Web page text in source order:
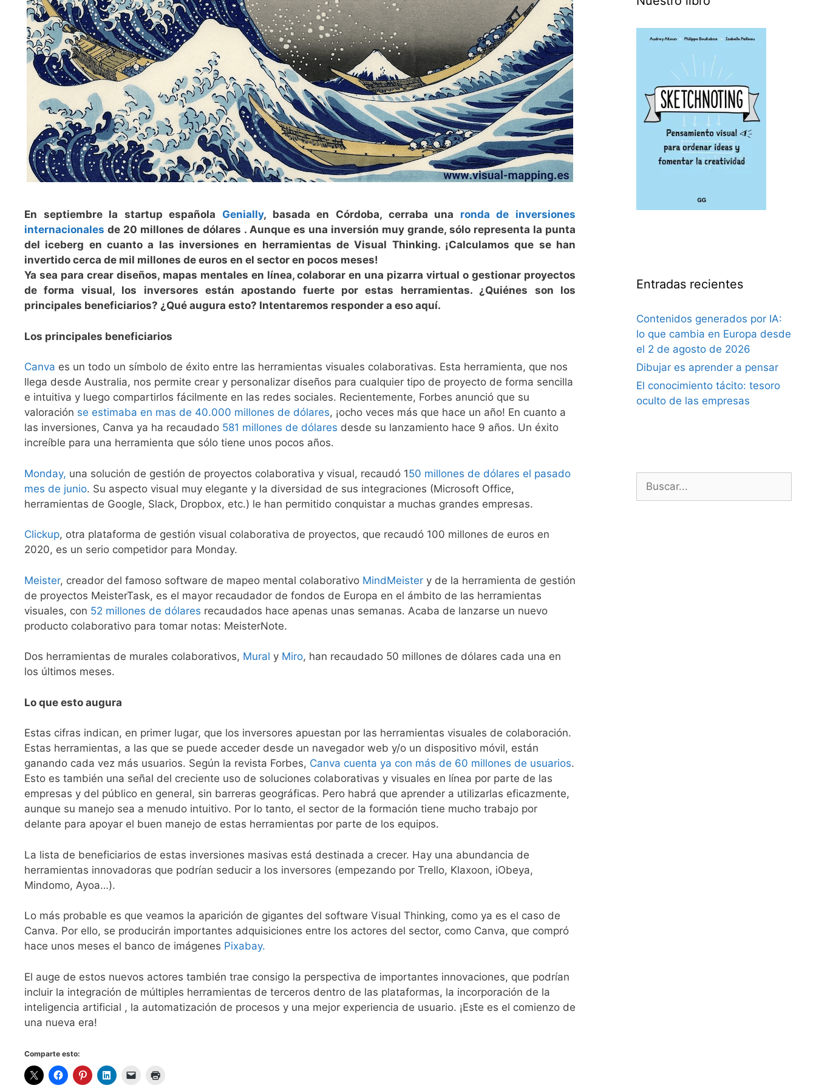
En septiembre la startup española Genially, basada en Córdoba, cerraba una ronda de inversiones
internacionales de 20 millones de dólares . Aunque es una inversión muy grande, sólo representa la punta
del iceberg en cuanto a las inversiones en herramientas de Visual Thinking. ¡Calculamos que se han
invertido cerca de mil millones de euros en el sector en pocos meses!
Ya sea para crear diseños, mapas mentales en línea, colaborar en una pizarra virtual o gestionar proyectos
de forma visual, los inversores están apostando fuerte por estas herramientas. ¿Quiénes son los
principales beneficiarios? ¿Qué augura esto? Intentaremos responder a eso aquí.
Los principales beneficiarios
Canva es un todo un símbolo de éxito entre las herramientas visuales colaborativas. Esta herramienta, que nos
llega desde Australia, nos permite crear y personalizar diseños para cualquier tipo de proyecto de forma sencilla
e intuitiva y luego compartirlos fácilmente en las redes sociales. Recientemente, Forbes anunció que su
valoración se estimaba en mas de 40.000 millones de dólares, ¡ocho veces más que hace un año! En cuanto a
las inversiones, Canva ya ha recaudado 581 millones de dólares desde su lanzamiento hace 9 años. Un éxito
increíble para una herramienta que sólo tiene unos pocos años.
Monday, una solución de gestión de proyectos colaborativa y visual, recaudó 150 millones de dólares el pasado
mes de junio. Su aspecto visual muy elegante y la diversidad de sus integraciones (Microsoft Office,
herramientas de Google, Slack, Dropbox, etc.) le han permitido conquistar a muchas grandes empresas.
Clickup, otra plataforma de gestión visual colaborativa de proyectos, que recaudó 100 millones de euros en
2020, es un serio competidor para Monday.
Meister, creador del famoso software de mapeo mental colaborativo MindMeister y de la herramienta de gestión
de proyectos MeisterTask, es el mayor recaudador de fondos de Europa en el ámbito de las herramientas
visuales, con 52 millones de dólares recaudados hace apenas unas semanas. Acaba de lanzarse un nuevo
producto colaborativo para tomar notas: MeisterNote.
Dos herramientas de murales colaborativos, Mural y Miro, han recaudado 50 millones de dólares cada una en
los últimos meses.
Lo que esto augura
Estas cifras indican, en primer lugar, que los inversores apuestan por las herramientas visuales de colaboración.
Estas herramientas, a las que se puede acceder desde un navegador web y/o un dispositivo móvil, están
ganando cada vez más usuarios. Según la revista Forbes, Canva cuenta ya con más de 60 millones de usuarios.
Esto es también una señal del creciente uso de soluciones colaborativas y visuales en línea por parte de las
empresas y del público en general, sin barreras geográficas. Pero habrá que aprender a utilizarlas eficazmente,
aunque su manejo sea a menudo intuitivo. Por lo tanto, el sector de la formación tiene mucho trabajo por
delante para apoyar el buen manejo de estas herramientas por parte de los equipos.
La lista de beneficiarios de estas inversiones masivas está destinada a crecer. Hay una abundancia de
herramientas innovadoras que podrían seducir a los inversores (empezando por Trello, Klaxoon, iObeya,
Mindomo, Ayoa…).
Lo más probable es que veamos la aparición de gigantes del software Visual Thinking, como ya es el caso de
Canva. Por ello, se producirán importantes adquisiciones entre los actores del sector, como Canva, que compró
hace unos meses el banco de imágenes Pixabay.
El auge de estos nuevos actores también trae consigo la perspectiva de importantes innovaciones, que podrían
incluir la integración de múltiples herramientas de terceros dentro de las plataformas, la incorporación de la
inteligencia artificial , la automatización de procesos y una mejor experiencia de usuario. ¡Este es el comienzo de
una nueva era!
Comparte esto:
Entradas recientes
Contenidos generados por IA:
lo que cambia en Europa desde
el 2 de agosto de 2026
Dibujar es aprender a pensar
El conocimiento tácito: tesoro
oculto de las empresas